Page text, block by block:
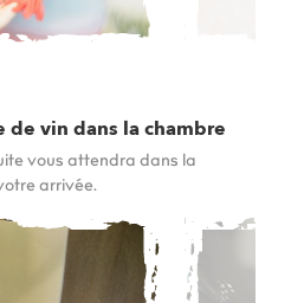
de vin dans la chambre
vous attendra dans la
arrivée.